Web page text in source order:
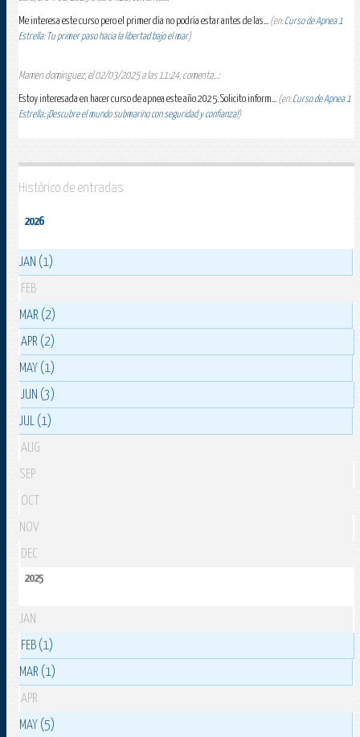
Me interesa este curso pero el primer día no podría estar antes de las... (en:Curso de Apnea 1
Estrella: Tu primer paso hacia la libertad bajo el mar)
Mamen dominguez, el 02/03/2025 a las 11:24, comenta...:
Estoy interesada en hacer curso de apnea este año 2025. Solicito inform... (en:Curso de Apnea 1
Estrella: ¡Descubre el mundo submarino con seguridad y confianza!)
Histórico de entradas
2026
JAN (1)
FEB
MAR (2)
APR (2)
MAY (1)
JUN (3)
JUL (1)
AUG
SEP
OCT
NOV
DEC
2025
JAN
FEB (1)
MAR (1)
APR
MAY (5)